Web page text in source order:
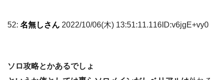
52: 名無しさん 2022/10/06(木) 13:51:11.116ID:v6jgE+vy0
ソロ攻略とかあるでしょ